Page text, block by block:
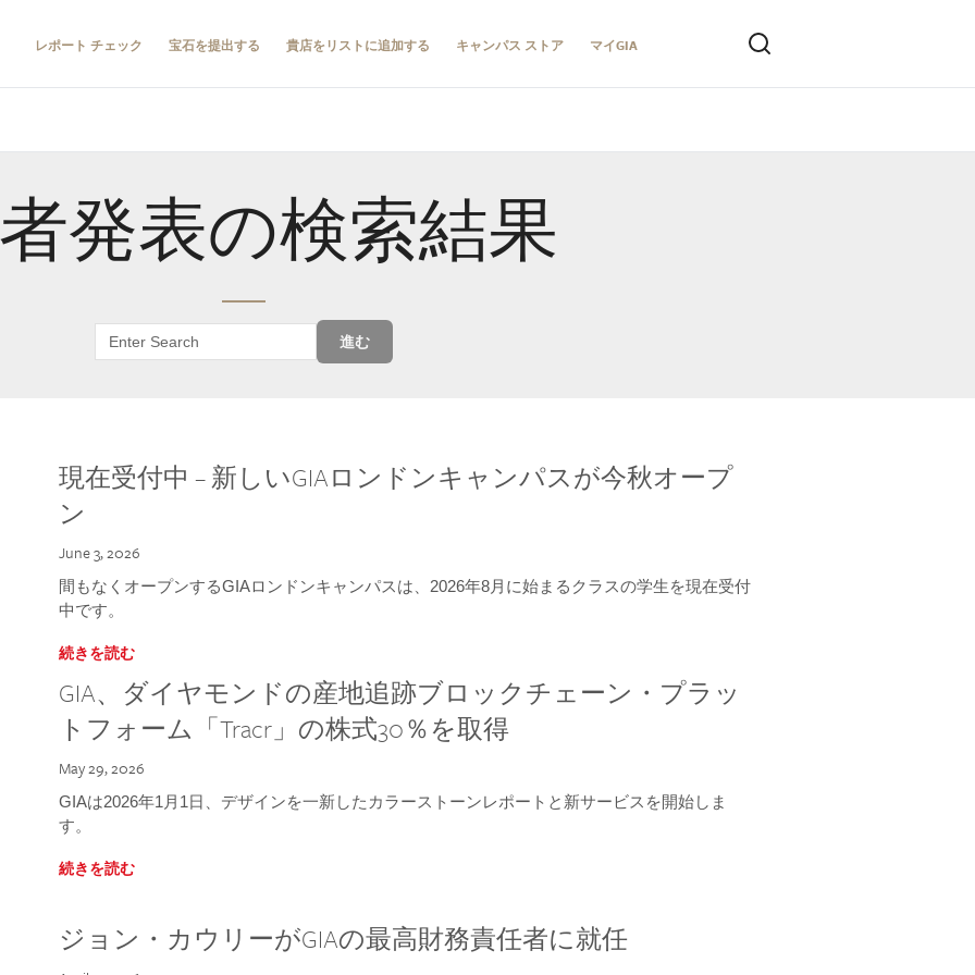
レポート チェック 宝石を提出する 貴店をリストに追加する キャンパス ストア マイGIA
発表の検索結果
進む
現在受付中 – 新しいGIAロンドンキャンパスが今秋オープ
ン
June 3, 2026
間もなくオープンするGIAロンドンキャンパスは、2026年8月に始まるクラスの学生を現在受付
中です。
続きを読む
GIA、ダイヤモンドの産地追跡ブロックチェーン・プラッ
トフォーム「Tracr」の株式30％を取得
May 29, 2026
GIAは2026年1月1日、デザインを一新したカラーストーンレポートと新サービスを開始しま
す。
続きを読む
ジョン・カウリーがGIAの最高財務責任者に就任